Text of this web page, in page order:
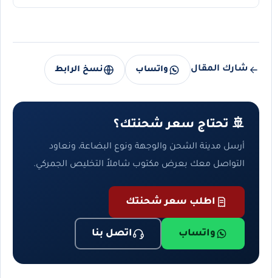
شارك المقال واتساب نسخ الرابط
🚢 تحتاج سعر شحنتك؟
أرسل مدينة الشحن والوجهة ونوع البضاعة، ونعاود
التواصل معك بعرض مكتوب شاملاً التخليص الجمركي.
اطلب سعر شحنتك
واتساب اتصل بنا